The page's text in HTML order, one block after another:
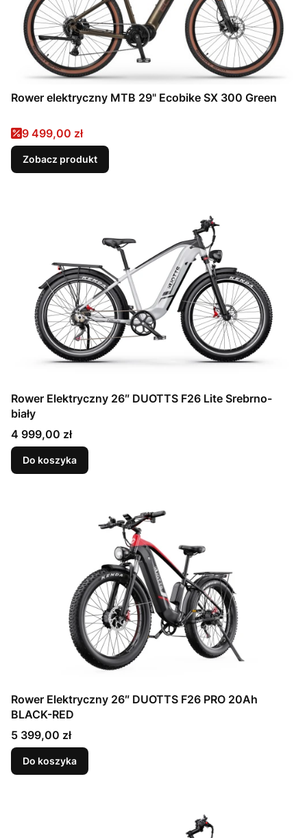
Rower elektryczny MTB 29" Ecobike SX 300 Green
Cena promocyjna
9 499,00 zł
Zobacz produkt
Rower Elektryczny 26″ DUOTTS F26 Lite Srebrno-
biały
Cena
4 999,00 zł
Do koszyka
Rower Elektryczny 26″ DUOTTS F26 PRO 20Ah
BLACK-RED
Cena
5 399,00 zł
Do koszyka